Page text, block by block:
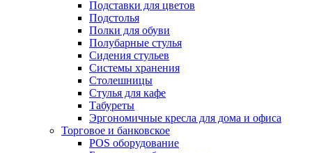
Подставки для цветов
Подстолья
Полки для обуви
Полубарные стулья
Сидения стульев
Системы хранения
Столешницы
Стулья для кафе
Табуреты
Эргономичные кресла для дома и офиса
Торговое и банковское
POS оборудование